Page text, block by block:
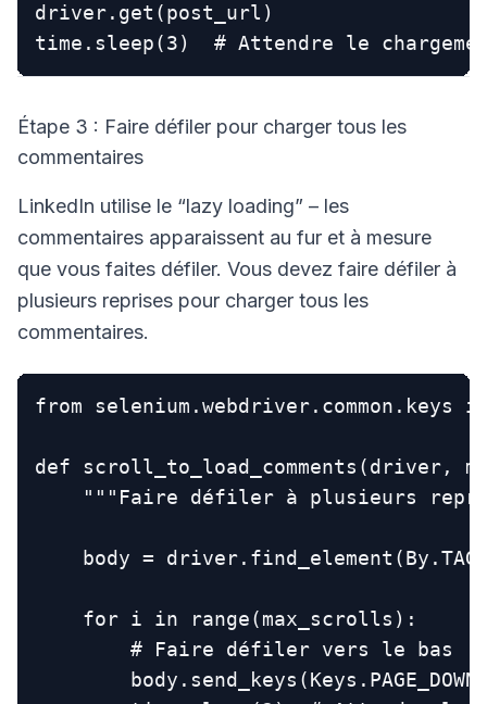
driver.get(post_url)
Étape 3 : Faire défiler pour charger tous les
commentaires
LinkedIn utilise le “lazy loading” – les
commentaires apparaissent au fur et à mesure
que vous faites défiler. Vous devez faire défiler à
plusieurs reprises pour charger tous les
commentaires.
from selenium.webdriver.common.keys
def scroll_to_load_comments(driver,
"""Faire défiler à plusieurs
body =
    for i in range(max_scrolls):
        # Faire défiler vers le bas